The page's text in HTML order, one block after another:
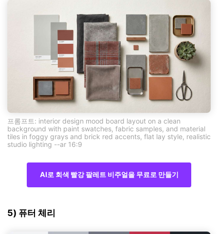
프롬프트: interior design mood board layout on a clean
background with paint swatches, fabric samples, and material
tiles in foggy grays and brick red accents, flat lay style, realistic
studio lighting --ar 16:9
AI로 회색 빨강 팔레트 비주얼을 무료로 만들기
5) 퓨터 체리